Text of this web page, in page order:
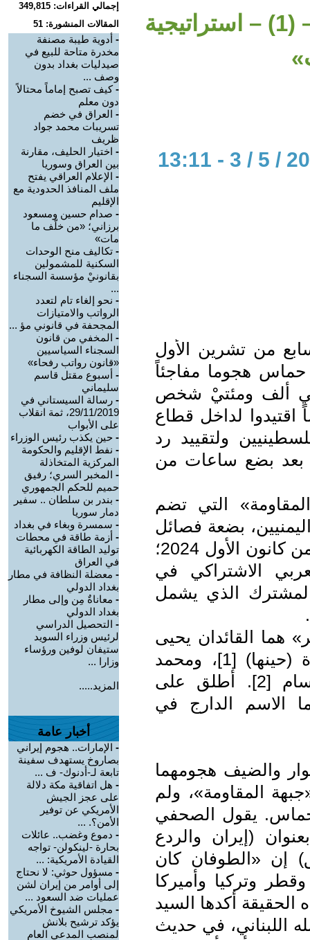
حرب حسن نصر الله الأخيرة – (1) – استراتيجية
من تشرين الأول
حماس هجوما مفاجئاً
ألف ومئتيْ شخص
لداخل قطاع
ولتقييد رد
بعد بضع ساعات من
التي تضم
بضعة فصائل
مسلحة عراقية وسوريا (لغاية الثامن من كانون الأول 2024؛
الاشتراكي في
الذي يشمل
هجوم «7 أكتوبر» هما القائدان يحيى
السنوار، قائد حركة حماس في غزة (حينها) [1]، ومحمد
الضيف، قائد كتائب عز الدين القسام [2]. أطلق على
الاسم الدارج في
والضيف هجومهما
المقاومة»، ولم
حماس. يقول الصحفي
(إيران والردع
إن «الطوفان كان
وتركيا وأميركا
على حد سواء» [3]. هذه الحقيقة أكدها السيد
اللبناني، في حديث
إجمالي القراءات: 349,815
المقالات المنشورة: 51
- أدوية طيبة مصنفة
مخدرة متاحة للبيع في
صيدليات بغداد بدون
وصف ...
-كيف تصبح إماماً محتالاً
دون معلم
- العراق في خضم
تسريبات محمد جواد
ظريف
- اختيار الحليف، مقارنة
بين العراق وسوريا
- الإعلام العراقي يفتح
ملف المنافذ الحدودية مع
الإقليم
- صدام حسين ومسعود
برزاني؛ «من خلّف ما
مات»
- تكاليف منح الوحدات
السكنية للمشمولين
بقانونيْ مؤسسة السجناء
...
- نحو إلغاء تام لتعدد
الرواتب والامتيازات
المجحفة في قانوني مؤ ...
- المخفي من قانون
السجناء السياسيين
«قانون رواتب رفحاء»
- أسبوع مقتل قاسم
سليماني
- رسالة السيستاني في
29/11/2019، ثمة انقلاب
على الأبواب
- حين يكذب رئيس الوزراء
- نفط الإقليم والحكومة
المركزية المتخاذلة
- المخبر السري؛ رفيق
حميم للحكم الجمهوري
- بندر بن سلطان .. سفير
دمار سوريا
- سمسرة وبغاء في بغداد
- أزمة طاقة في محطات
توليد الطاقة الكهربائية
في العراق
- معضلة النظافة في مطار
بغداد الدولي
- معاناةٌ مِن وإلى مطار
بغداد الدولي
- التحصيل الدراسي
لرئيس وزراء السويد
ستيفان لوفين ورؤساء
وزارا ...
المزيد.....
أخبار عامة
- الإمارات.. هجوم إيراني
بصاروخ يستهدف سفينة
تابعة لـ-أدنوك- ف ...
- هل اتفاقية مكة دلالة
على عجز الجيش
الأمريكي عن توفير
الأمن؟. ...
- دموع وغضب.. عائلات
بحارة -لينكولن- تواجه
القيادة الأمريكية: ...
- مسؤول حوثي: لا نحتاج
إلى أوامر من إيران لشن
عمليات ضد السعود ...
- مجلس الشيوخ الأمريكي
يؤكد ترشيح بلانش
لمنصب المدعي العام